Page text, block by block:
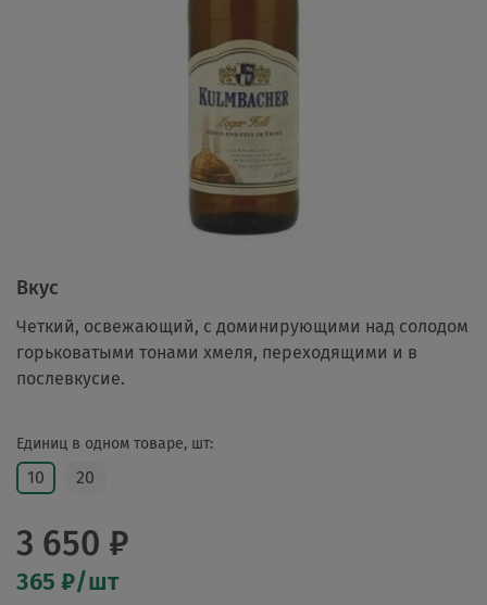
Единиц в одном товаре, шт:
10 20
3 650 ₽
365 ₽/шт
Вкус
Четкий, освежающий, с доминирующими над солодом
горьковатыми тонами хмеля, переходящими и в
послевкусие.